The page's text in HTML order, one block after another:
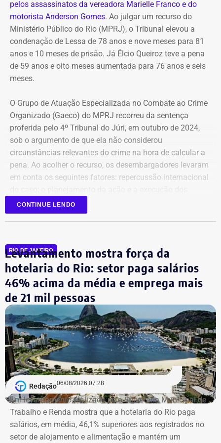
princípios da continuidade do serviço público, eficiência,
governança e desenvolvimento sustentável.
COM FÁBIO MARTINS
pelos assassinatos da vereadora Marielle Franco e do
motorista Anderson Gomes. Ao julgar um recurso do
Ministério Público do Rio (MPRJ), o Tribunal elevou a
condenação de Lessa de 78 anos e nove meses para 81
anos e 10 meses de prisão. Já Élcio Queiroz teve a pena
de 59 anos e oito meses aumentada para 76 anos e seis
meses.
O Grupo de Atuação Especializada no Combate ao Crime
Organizado (Gaeco) do MPRJ recorreu da sentença
proferida pelo 4º Tribunal do Júri, em outubro de 2024,
sob o argumento de que ela não considerou
circunstâncias relevantes do crime na hora de calcular a
pena. Ao acolher o recurso, os desembargadores levaram
em conta os seguintes fatores: repercussão internacional
disparos em via pública, em uma região de grande
circulação de pessoas.
reconhecesse com menor redução a tentativa de
homicídio contra Fernanda Chaves, assessora de Marielle
que estava no carro no momento dos disparos e
sobreviveu porque se abaixou no banco.
Outro ponto usado pelo Ministério Público para pedir o
aumento das penas foi o uso de um carro clonado no
crime, o que caracteriza o delito de receptação.
Ambos firmaram delação
premiada e devem
cumprir o tempo de prisão
previsto no acordo
CONTINUE LENDO
RIO DE JANEIRO
Levantamento mostra força da
hotelaria do Rio: setor paga salários
46% acima da média e emprega mais
de 21 mil pessoas
Redação06/08/2026 07:28
Um levantamento realizado pela Secretaria Municipal de
Trabalho e Renda mostra que a hotelaria do Rio paga
salários, em média, 46,1% superiores aos registrados no
setor de alojamento e alimentação e mantém um